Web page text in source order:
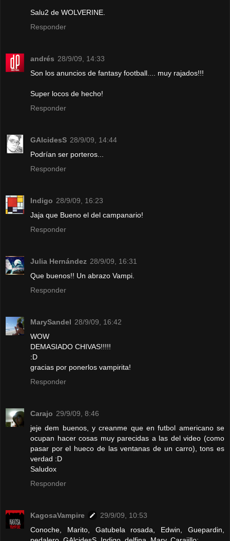
Salu2 de WOLVERINE.
Responder
andrés 28/9/09, 14:33
Son los anuncios de fantasy football.... muy rajados!!!
Super locos de hecho!
Responder
GAlcidesS 28/9/09, 14:44
Podrían ser porteros...
Responder
Indigo 28/9/09, 16:23
Jaja que Bueno el del campanario!
Responder
Julia Hernández 28/9/09, 16:31
Que buenos!! Un abrazo Vampi.
Responder
MarySandel 28/9/09, 16:42
WOW
DEMASIADO CHIVAS!!!!!
:D
gracias por ponerlos vampirita!
Responder
Carajo 29/9/09, 8:46
jeje dem buenos, y creanme que en futbol americano se
ocupan hacer cosas muy parecidas a las del video (como
pasar por el hueco de las ventanas de un carro), tons es
verdad :D
Saludox
Responder
KagosaVampire
29/9/09, 10:53
Conoche, Marito, Gatubela rosada, Edwin, Guepardin,